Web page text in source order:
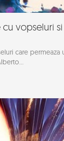
vopseluri
care permeaza